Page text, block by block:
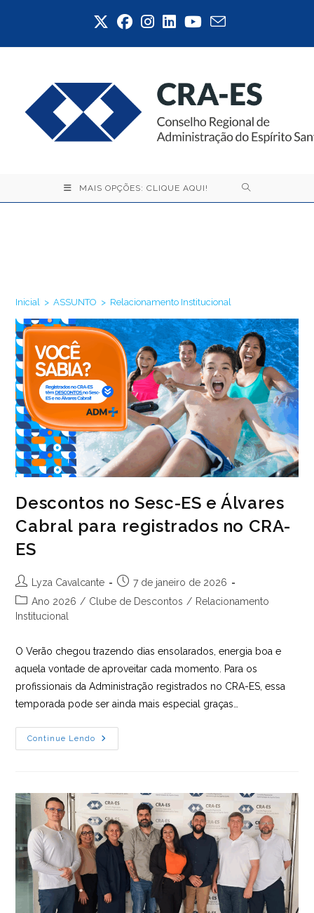
MAIS OPÇÕES: CLIQUE AQUI!
Inicial > ASSUNTO > Relacionamento Institucional
Descontos no Sesc-ES e Álvares
Cabral para registrados no CRA-
ES
Autor
do
post:
Lyza Cavalcante
Post
publicado:
7 de janeiro de 2026
Categoria
do
Ano 2026 / Clube de Descontos / Relacionamento
Institucional
O Verão chegou trazendo dias ensolarados, energia boa e
aquela vontade de aproveitar cada momento. Para os
profissionais da Administração registrados no CRA-ES, essa
temporada pode ser ainda mais especial graças…
Continue Lendo
Descontos
No
Cabral
Para
Registrados
No
CRA-
ES